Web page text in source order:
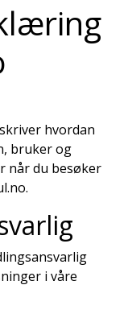
hvordan
bruker og
når du besøker
i våre